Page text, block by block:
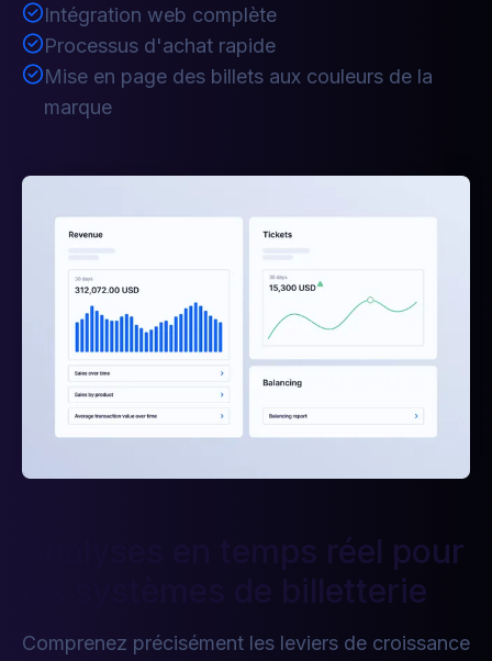
Intégration web complète
Processus d'achat rapide
Mise en page des billets aux couleurs de la
marque
Analyses en temps réel pour
les systèmes de billetterie
Comprenez précisément les leviers de croissance